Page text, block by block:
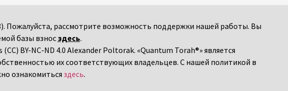
Пожалуйста, рассмотрите возможность поддержки нашей работы. Вы
базы взнос здесь.
BY-NC-ND 4.0 Alexander Poltorak. «Quantum Torah®» является
их соответствующих владельцев. С нашей политикой в
ознакомиться здесь.